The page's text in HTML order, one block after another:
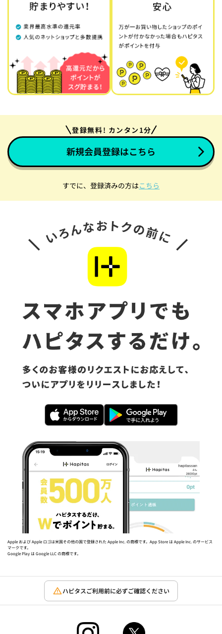
登録無料! カンタン1分
新規会員登録はこちら
すでに、登録済みの方はこちら
Apple および Apple ロゴは米国その他の国で登録された Apple Inc. の商標です。App Store は Apple Inc. のサービス
マークです。
Google Play は Google LLC の商標です。
ハピタスご利用前に必ずご確認ください